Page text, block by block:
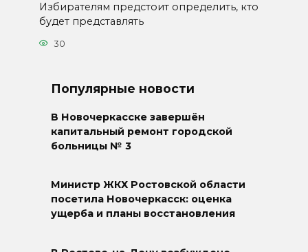
Избирателям предстоит определить, кто
будет представлять
30
Популярные новости
В Новочеркасске завершён
капитальный ремонт городской
больницы № 3
Министр ЖКХ Ростовской области
посетила Новочеркасск: оценка
ущерба и планы восстановления